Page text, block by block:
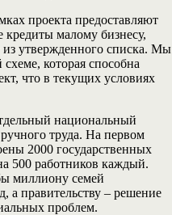
проекта предоставляют
кредиты малому бизнесу,
утвержденного списка. Мы
которая способна
что в текущих условиях
национальный
труда. На первом
2000 государственных
500 работников каждый.
миллиону семей
а правительству – решение
проблем.